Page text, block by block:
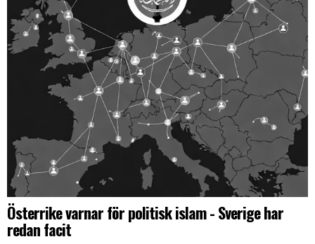
Österrike varnar för politisk islam - Sverige har
redan facit